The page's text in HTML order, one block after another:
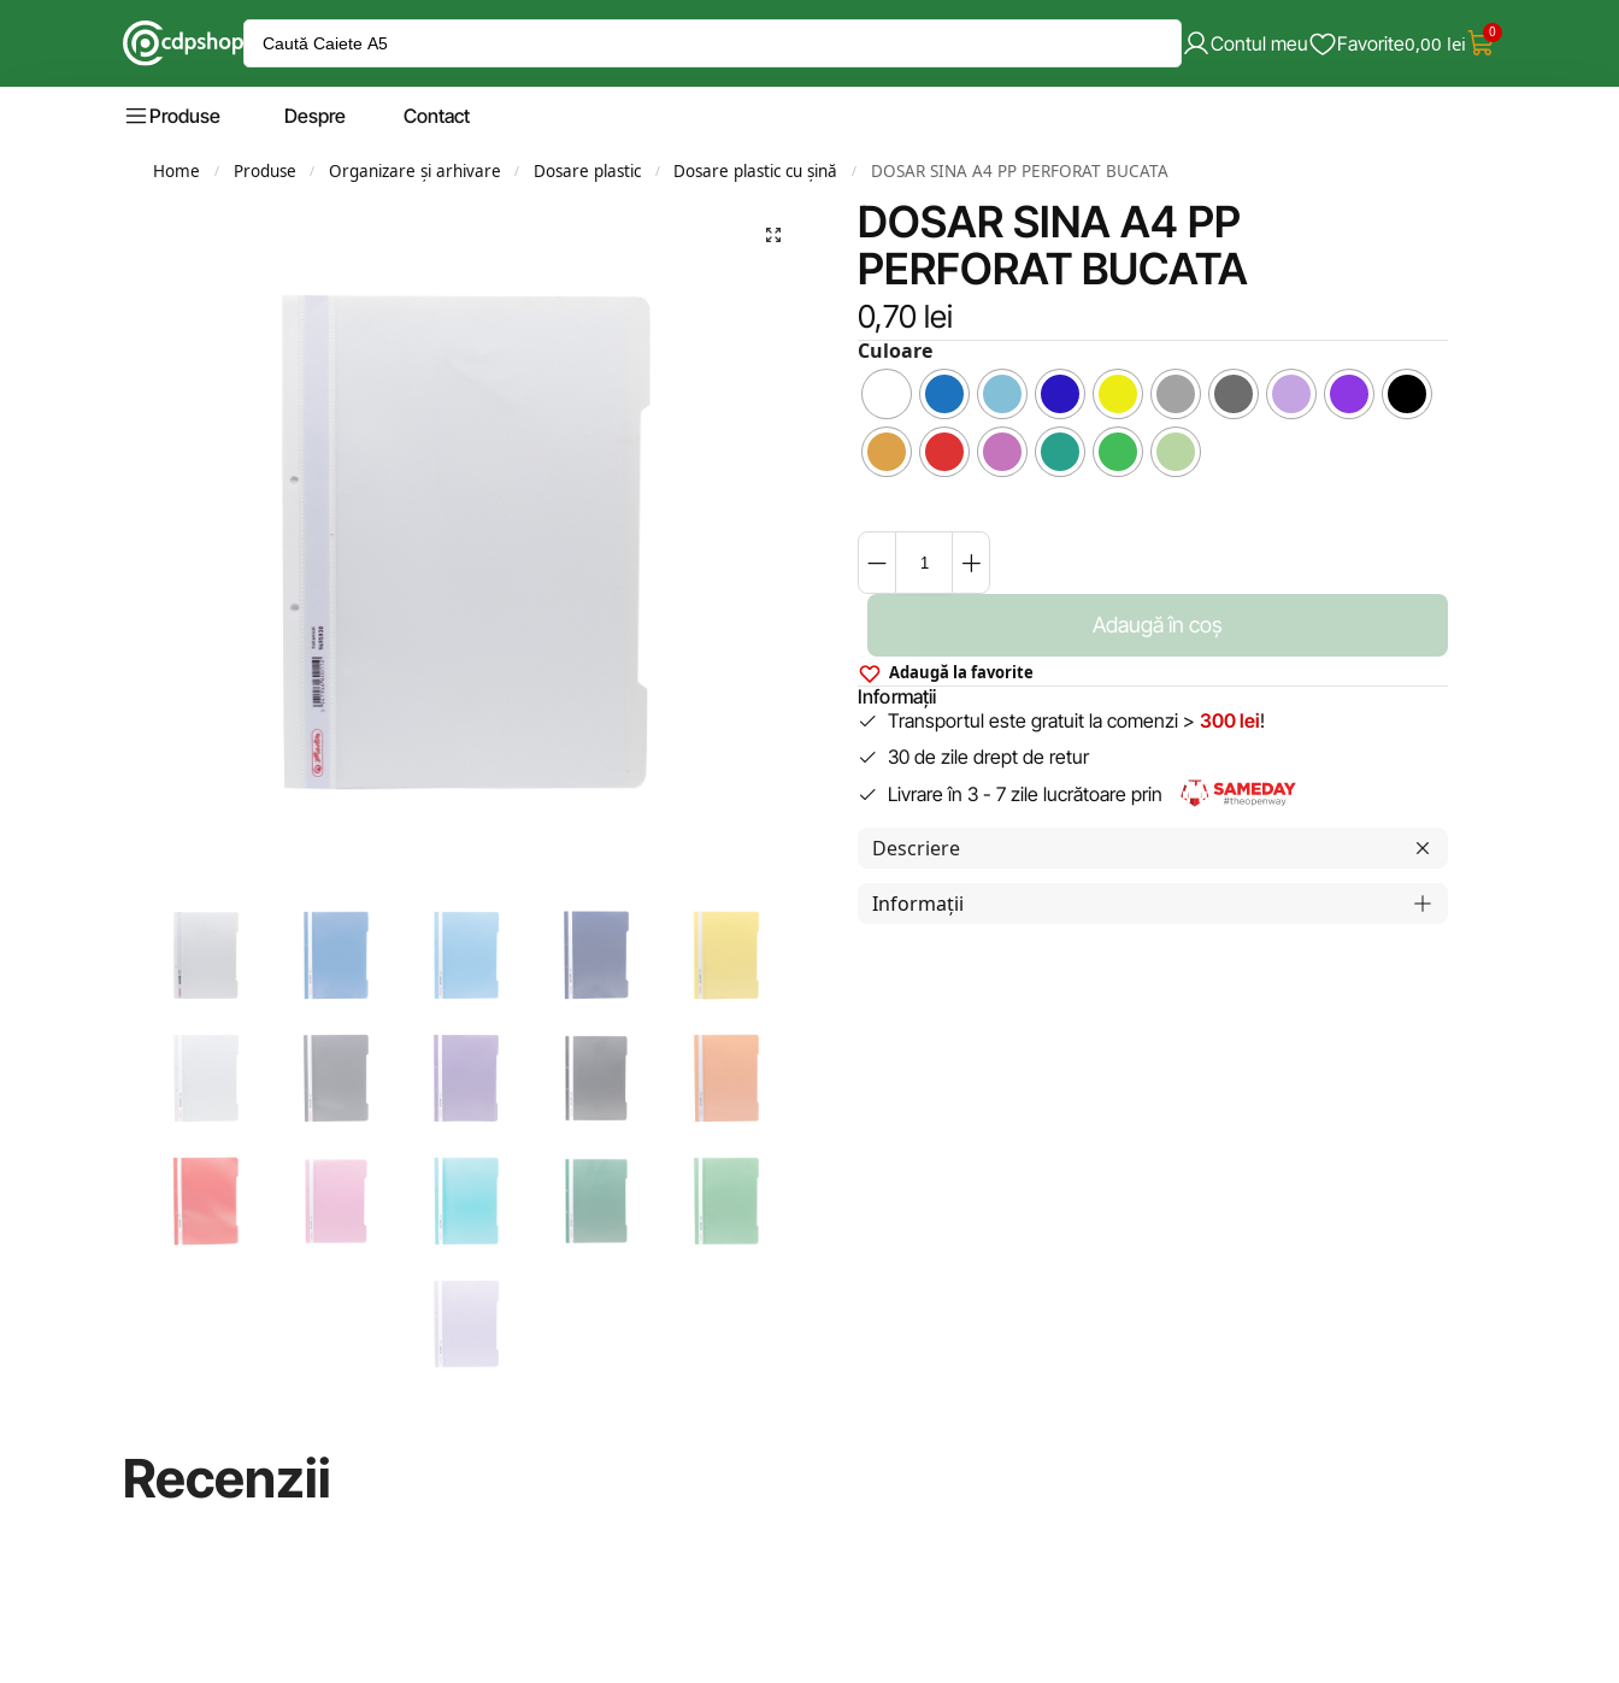
Contul meu Favorite0,00 lei 0
Produse Despre Contact
Home / Produse / Organizare și arhivare / Dosare plastic / Dosare plastic cu șină / DOSAR SINA A4 PP PERFORAT BUCATA
DOSAR SINA A4 PP
PERFORAT BUCATA
0,70 lei
Culoare
Adaugă în coș
Adaugă la favorite
Informații
Transportul este gratuit la comenzi > 300 lei!
30 de zile drept de retur
Livrare în 3 - 7 zile lucrătoare prin
Descriere
Informații
Recenzii